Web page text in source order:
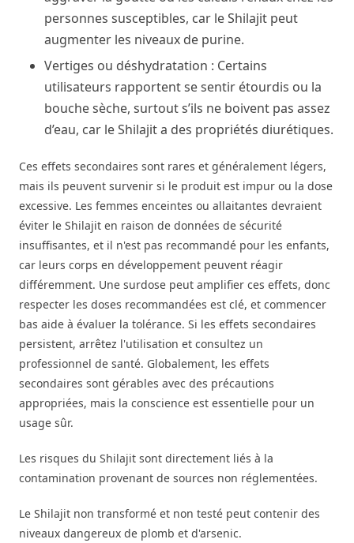
personnes susceptibles, car le Shilajit peut
augmenter les niveaux de purine.
Vertiges ou déshydratation : Certains
utilisateurs rapportent se sentir étourdis ou la
bouche sèche, surtout s’ils ne boivent pas assez
d’eau, car le Shilajit a des propriétés diurétiques.
Ces effets secondaires sont rares et généralement légers,
mais ils peuvent survenir si le produit est impur ou la dose
excessive. Les femmes enceintes ou allaitantes devraient
éviter le Shilajit en raison de données de sécurité
insuffisantes, et il n'est pas recommandé pour les enfants,
car leurs corps en développement peuvent réagir
différemment. Une surdose peut amplifier ces effets, donc
respecter les doses recommandées est clé, et commencer
bas aide à évaluer la tolérance. Si les effets secondaires
persistent, arrêtez l'utilisation et consultez un
professionnel de santé. Globalement, les effets
secondaires sont gérables avec des précautions
appropriées, mais la conscience est essentielle pour un
usage sûr.
Les risques du Shilajit sont directement liés à la
contamination provenant de sources non réglementées.
Le Shilajit non transformé et non testé peut contenir des
niveaux dangereux de plomb et d'arsenic.